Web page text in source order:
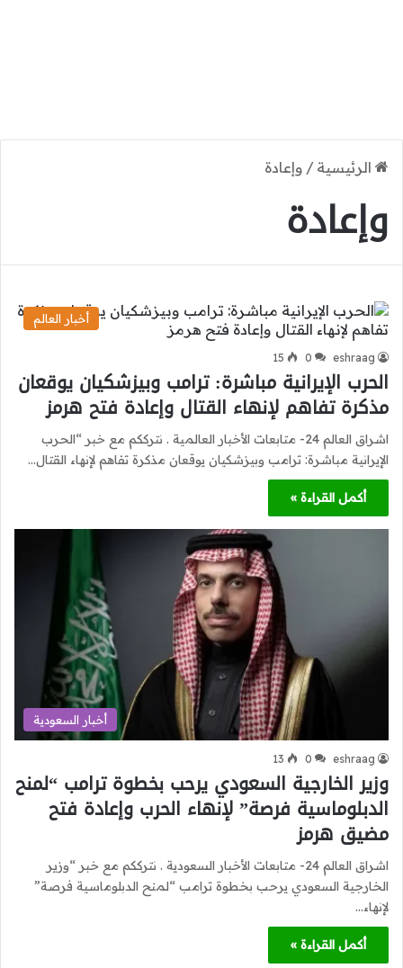
الرئيسية / وإعادة
وإعادة
أخبار العالم
eshraag
0
15
الحرب الإيرانية مباشرة: ترامب وبيزشكيان يوقعان
مذكرة تفاهم لإنهاء القتال وإعادة فتح هرمز
اشراق العالم 24- متابعات الأخبار العالمية . نترككم مع خبر “الحرب
الإيرانية مباشرة: ترامب وبيزشكيان يوقعان مذكرة تفاهم لإنهاء القتال…
أكمل القراءة »
أخبار السعودية
eshraag
0
13
وزير الخارجية السعودي يرحب بخطوة ترامب “لمنح
الدبلوماسية فرصة” لإنهاء الحرب وإعادة فتح
مضيق هرمز
اشراق العالم 24- متابعات الأخبار السعودية . نترككم مع خبر “وزير
الخارجية السعودي يرحب بخطوة ترامب “لمنح الدبلوماسية فرصة”
لإنهاء…
أكمل القراءة »